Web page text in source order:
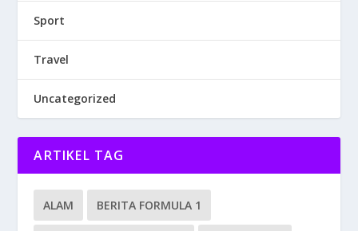
Sport
Travel
Uncategorized
ARTIKEL TAG
ALAM BERITA FORMULA 1